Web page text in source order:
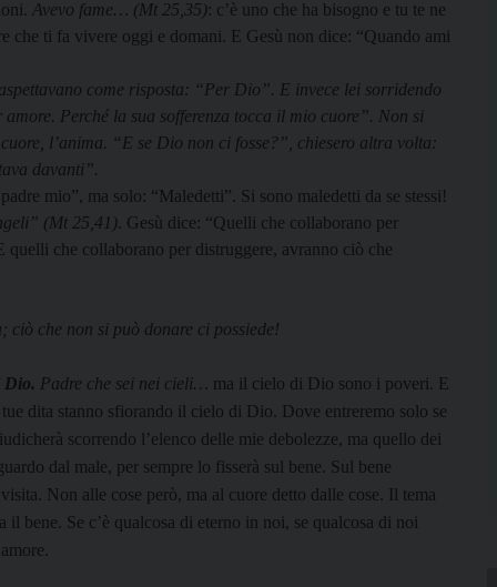
Avevo fame… (Mt 25,35): c’è uno che ha bisogno e tu te ne
che ti fa vivere oggi e domani. E Gesù non dice: “Quando ami
come risposta: “Per Dio”. E invece lei sorridendo
Perché la sua sofferenza tocca il mio cuore”. Non si
l’anima. “E se Dio non ci fosse?”, chiesero altra volta:
davanti”.
mio”, ma solo: “Maledetti”. Si sono maledetti da se stessi!
(Mt 25,41) . Gesù dice: “Quelli che collaborano per
che collaborano per distruggere, avranno ciò che
ciò che non si può donare ci possiede!
Dio. Padre che sei nei cieli… ma il cielo di Dio sono i poveri. E
dita stanno sfiorando il cielo di Dio. Dove entreremo solo se
scorrendo l’elenco delle mie debolezze, ma quello dei
dal male, per sempre lo fisserà sul bene. Sul bene
Non alle co­se però, ma al cuore detto dalle cose. Il tema
bene. Se c’è qualcosa di eterno in noi, se qualcosa di noi